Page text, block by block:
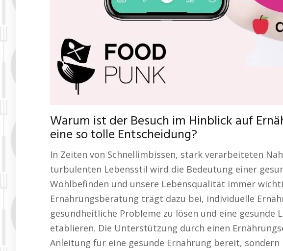
Warum ist der Besuch im Hinblick auf
eine so tolle Entscheidung?
In Zeiten von Schnellimbissen, stark verarbeiteten
turbulenten Lebensstil wird die Bedeutung einer
Wohlbefinden und unsere Lebensqualität immer
Ernährungsberatung trägt dazu bei, individuelle
gesundheitliche Probleme zu lösen und eine gesunde
etablieren. Die Unterstützung durch einen
Anleitung für eine gesunde Ernährung bereit,